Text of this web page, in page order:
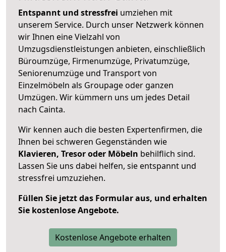
Entspannt und stressfrei umziehen mit
unserem Service. Durch unser Netzwerk können
wir Ihnen eine Vielzahl von
Umzugsdienstleistungen anbieten, einschließlich
Büroumzüge, Firmenumzüge, Privatumzüge,
Seniorenumzüge und Transport von
Einzelmöbeln als Groupage oder ganzen
Umzügen. Wir kümmern uns um jedes Detail
nach Cainta.
Wir kennen auch die besten Expertenfirmen, die
Ihnen bei schweren Gegenständen wie
Klavieren, Tresor oder Möbeln behilflich sind.
Lassen Sie uns dabei helfen, sie entspannt und
stressfrei umzuziehen.
Füllen Sie jetzt das Formular aus, und erhalten
Sie kostenlose Angebote.
Kostenlose Angebote erhalten